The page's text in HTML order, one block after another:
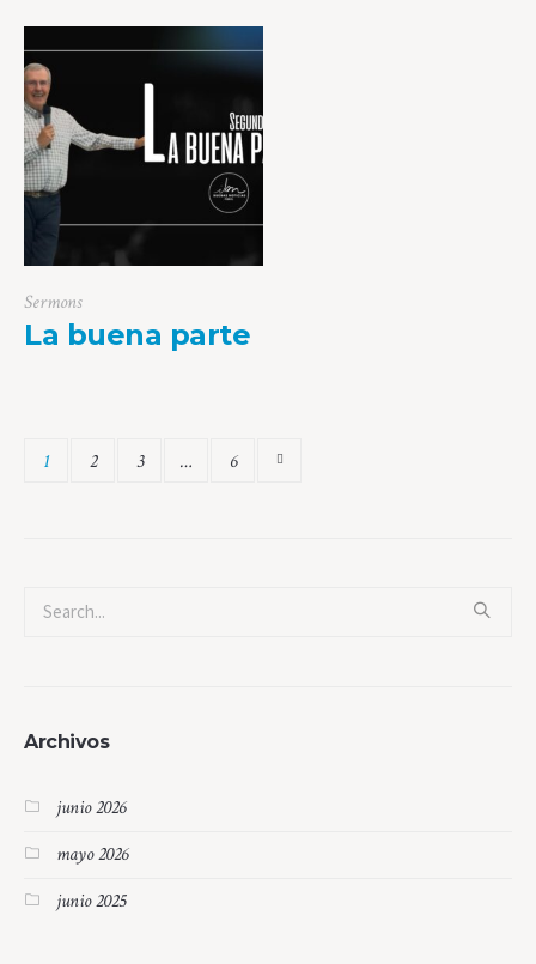
Sermons
La buena parte
1 2 3 … 6
Archivos
junio 2026
mayo 2026
junio 2025